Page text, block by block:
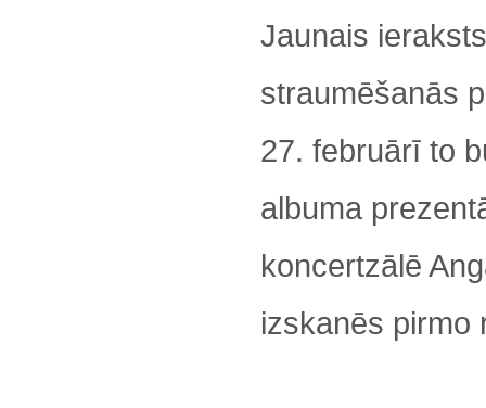
Jaunais
straumēšanās
27. februārī to
albuma
koncertzālē
izskanēs pirmo